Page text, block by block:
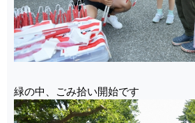
緑の中、ごみ拾い開始です